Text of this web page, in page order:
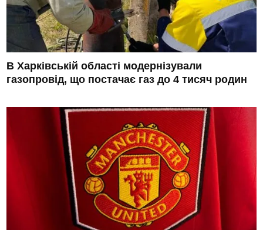
В Харківській області модернізували
газопровід, що постачає газ до 4 тисяч родин